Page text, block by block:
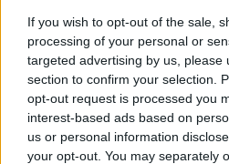
If you wish to opt-out of the sale,
processing of your personal or
targeted advertising by us, please
section to confirm your selection.
opt-out request is processed you
interest-based ads based on
us or personal information
your opt-out. You may separately